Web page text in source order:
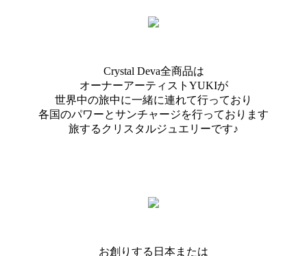
Crystal Deva全商品は
オーナーアーティストYUKIが
世界中の旅中に一緒に連れて行っており
各国のパワーとサンチャージを行っております
旅するクリスタルジュエリーです♪
お創りする日本または